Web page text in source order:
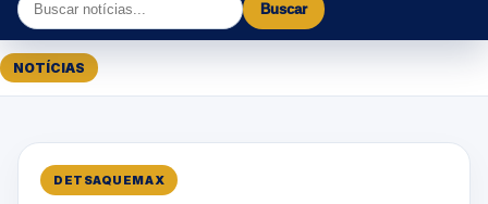
Buscar
NOTÍCIAS
DETSAQUEMAX